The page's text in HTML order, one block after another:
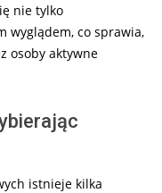
nie tylko
wyglądem, co sprawia,
osoby aktywne
istnieje kilka